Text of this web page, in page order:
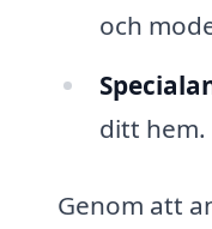
och
ditt hem.
Genom att